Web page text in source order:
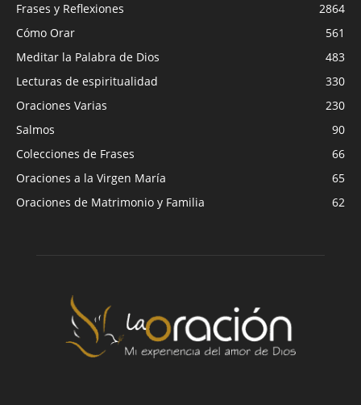
Frases y Reflexiones
2864
Cómo Orar
561
Meditar la Palabra de Dios
483
Lecturas de espiritualidad
330
Oraciones Varias
230
Salmos
90
Colecciones de Frases
66
Oraciones a la Virgen María
65
Oraciones de Matrimonio y Familia
62